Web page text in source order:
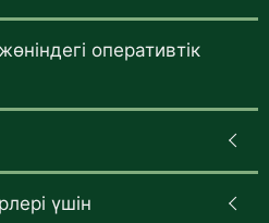
оперативтік
үшін